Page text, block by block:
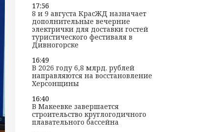
17:56
8 и 9 августа КрасЖД назначает
дополнительные вечерние
электрички для доставки гостей
туристического фестиваля в
Дивногорске
16:49
В 2026 году 6,8 млрд. рублей
направляются на восстановление
Херсонщины
16:40
В Макеевке завершается
строительство круглогодичного
плавательного бассейна